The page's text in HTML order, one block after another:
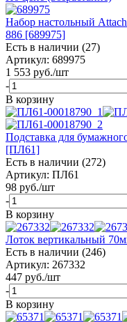
Набор настольный
886 [689975]
Есть в наличии (27)
Артикул: 689975
1 553 руб./шт
-
В корзину
Подставка для
[ПЛ61]
Есть в наличии (272)
Артикул: ПЛ61
98 руб./шт
-
В корзину
Лоток вертикальный
Есть в наличии (246)
Артикул: 267332
447 руб./шт
-
В корзину